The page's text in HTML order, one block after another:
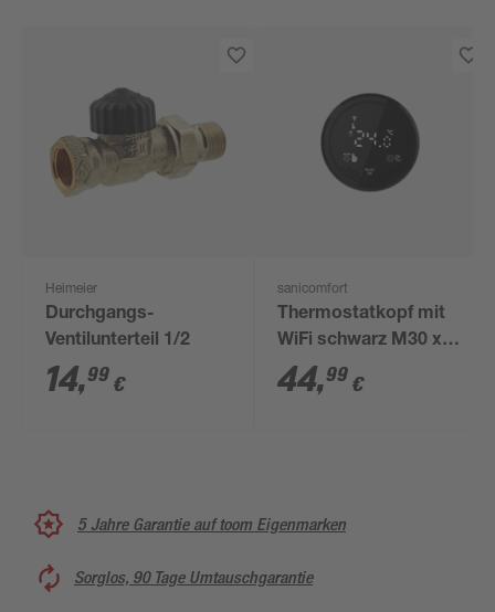
Heimeier
Durchgangs-
Ventilunterteil 1/2
14,99 €
sanicomfort
Thermostatkopf mit
WiFi schwarz M30 x
1,5
44,99 €
5 Jahre Garantie auf toom Eigenmarken
Sorglos, 90 Tage Umtauschgarantie